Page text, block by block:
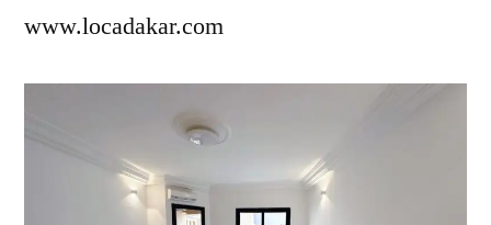
www.locadakar.com